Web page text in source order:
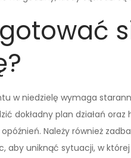
w niedzielę wymaga
dokładny plan działań
Należy również
aby uniknąć sytuacji, w